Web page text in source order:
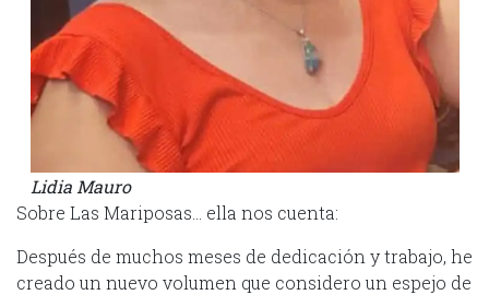
Lidia Mauro
Sobre Las Mariposas… ella nos cuenta:
Después de muchos meses de dedicación y trabajo, he
creado un nuevo volumen que considero un espejo de